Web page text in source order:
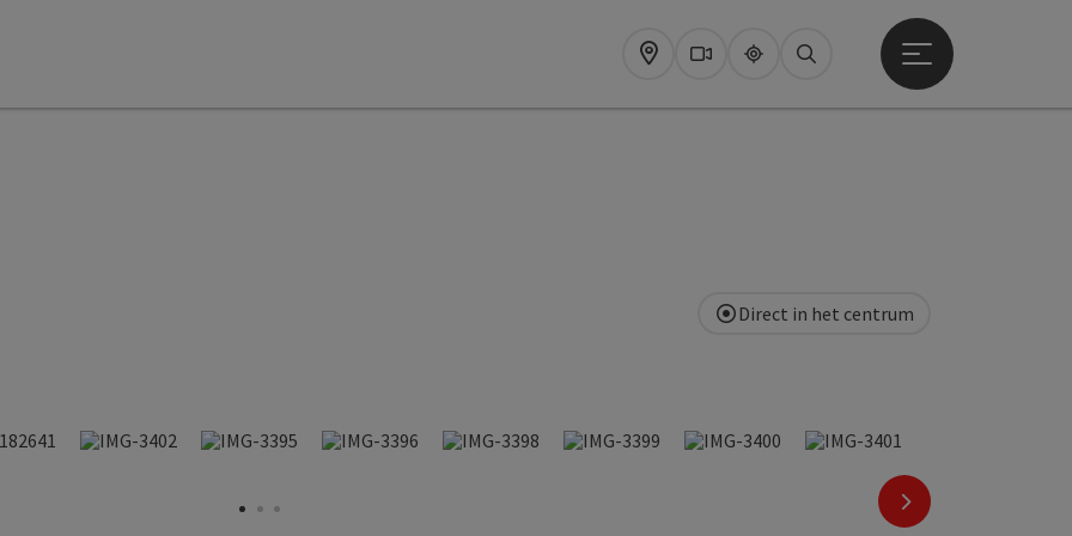
Map WebcamsUpperguide
Zoeken
Startmenu openen
nächstes Element
Direct in het centrum